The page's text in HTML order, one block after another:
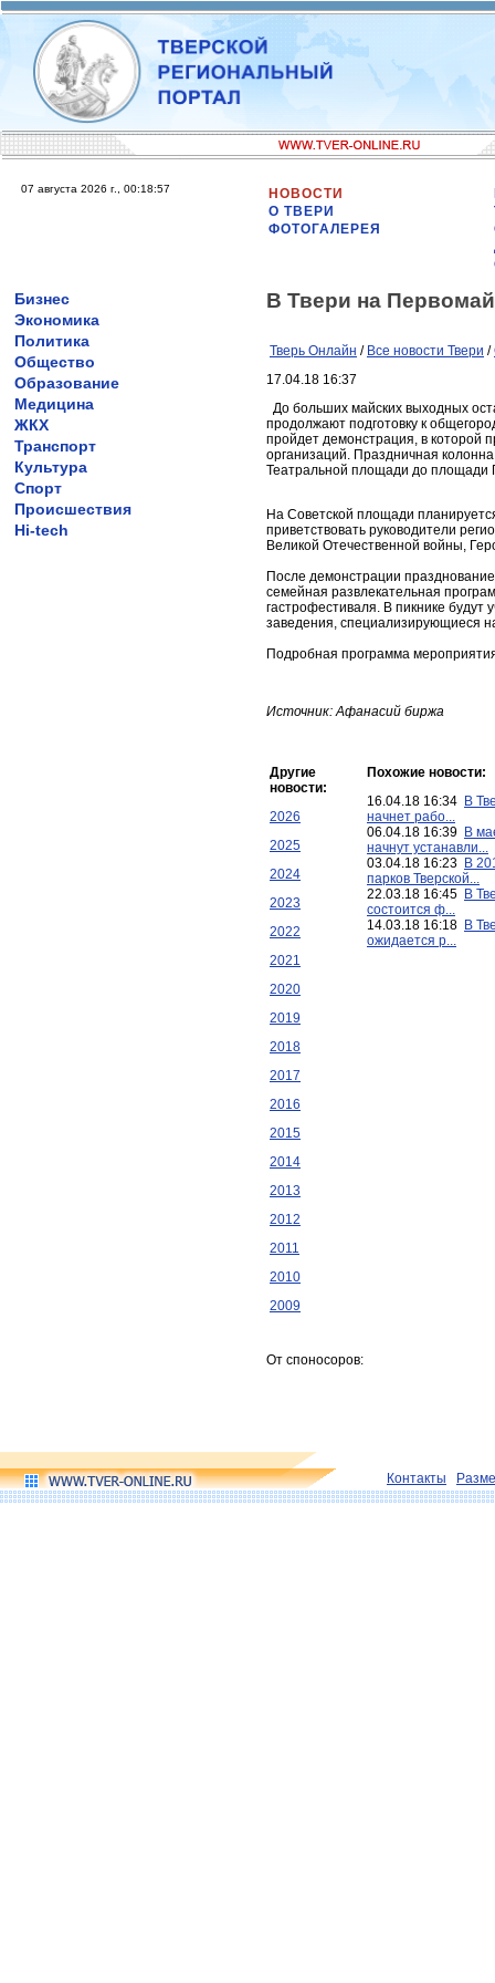
07 августа 2026 г., 00:18:57
НОВОСТИ
О ТВЕРИ
ФОТОГАЛЕРЕЯ
Бизнес
Экономика
Политика
Общество
Образование
Медицина
ЖКХ
Транспорт
Культура
Спорт
Происшествия
Hi-tech
В Твери на
Тверь Онлайн / Все новости Твери /
17.04.18 16:37
До больших майских выходных
продолжают подготовку к
пройдет демонстрация, в которой
организаций. Праздничная
Театральной площади до площади
На Советской площади
приветствовать руководители
Великой Отечественной войны,
После демонстрации
семейная развлекательная
гастрофестиваля. В пикнике будут
заведения, специализирующиеся
Подробная программа
Источник: Афанасий биржа
Другие
новости:
2026
2025
2024
2023
2022
2021
2020
2019
2018
2017
2016
2015
2014
2013
2012
2011
2010
2009
Похожие новости:
16.04.18 16:34 В
начнет рабо...
06.04.18 16:39 В
начнут устанавли...
03.04.18 16:23 В
парков Тверской...
22.03.18 16:45 В
состоится ф...
14.03.18 16:18 В
ожидается р...
От споносоров:
Контакты